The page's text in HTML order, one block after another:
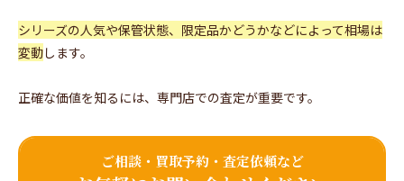
シリーズの人気や保管状態、限定品かどうかなどによって相場は
変動します。
正確な価値を知るには、専門店での査定が重要です。
ご相談・買取予約・査定依頼など